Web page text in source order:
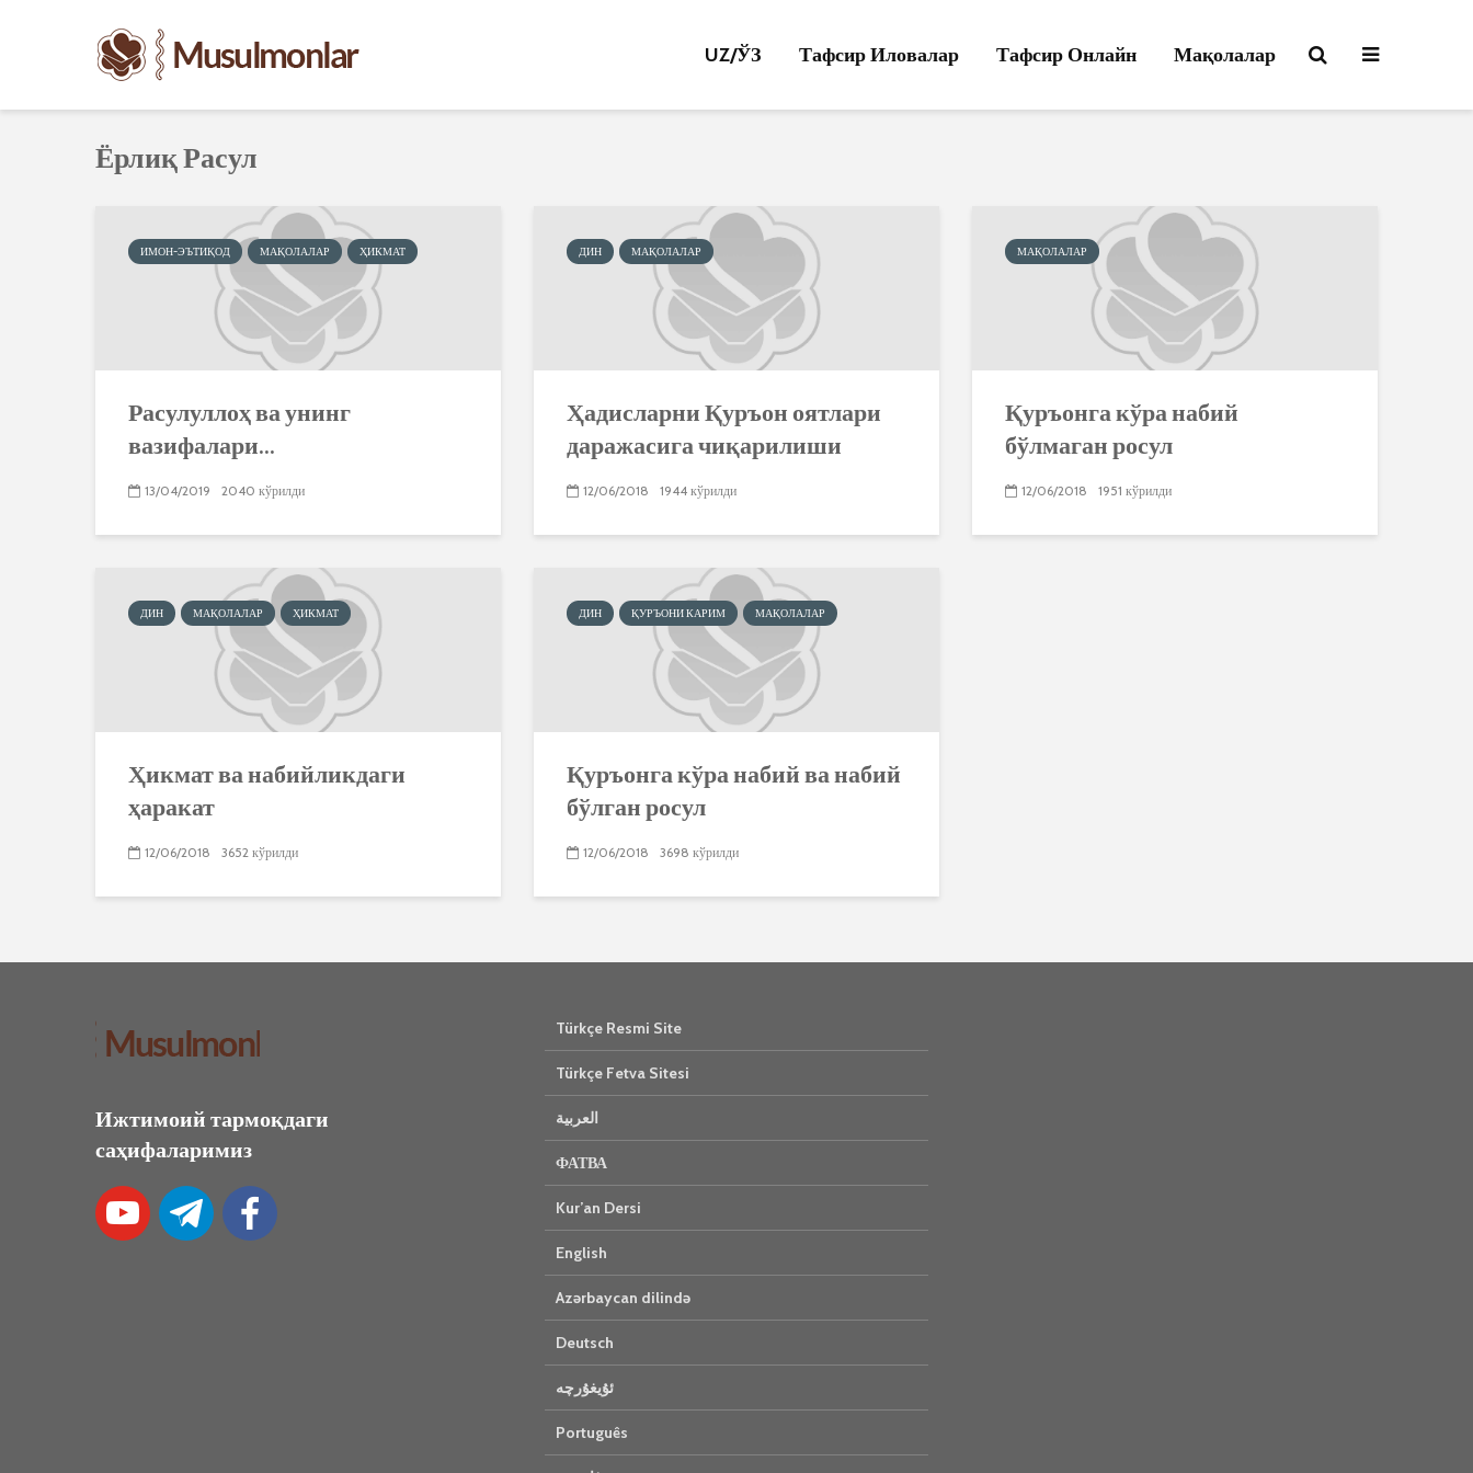
UZ/ЎЗ Тафсир Иловалар Тафсир Онлайн Мақолалар
Ёрлиқ Расул
ИМОН-ЭЪТИҚОД МАҚОЛАЛАР ҲИКМАТ
Расулуллоҳ ва унинг
вазифалари...
13/04/2019 2040 кўрилди
ДИН МАҚОЛАЛАР
Ҳадисларни Қуръон оятлари
даражасига чиқарилиши
12/06/2018 1944 кўрилди
МАҚОЛАЛАР
Қуръонга кўра набий
бўлмаган росул
12/06/2018 1951 кўрилди
ДИН МАҚОЛАЛАР ҲИКМАТ
Ҳикмат ва набийликдаги
ҳаракат
12/06/2018 3652 кўрилди
ДИН ҚУРЪОНИ КАРИМ МАҚОЛАЛАР
Қуръонга кўра набий ва набий
бўлган росул
12/06/2018 3698 кўрилди
Ижтимоий тармоқдаги
саҳифаларимиз
Türkçe Resmi Site
Türkçe Fetva Sitesi
العربية
ФАТВА
Kur’an Dersi
English
Azərbaycan dilində
Deutsch
ئۇيغۇرچە
Português